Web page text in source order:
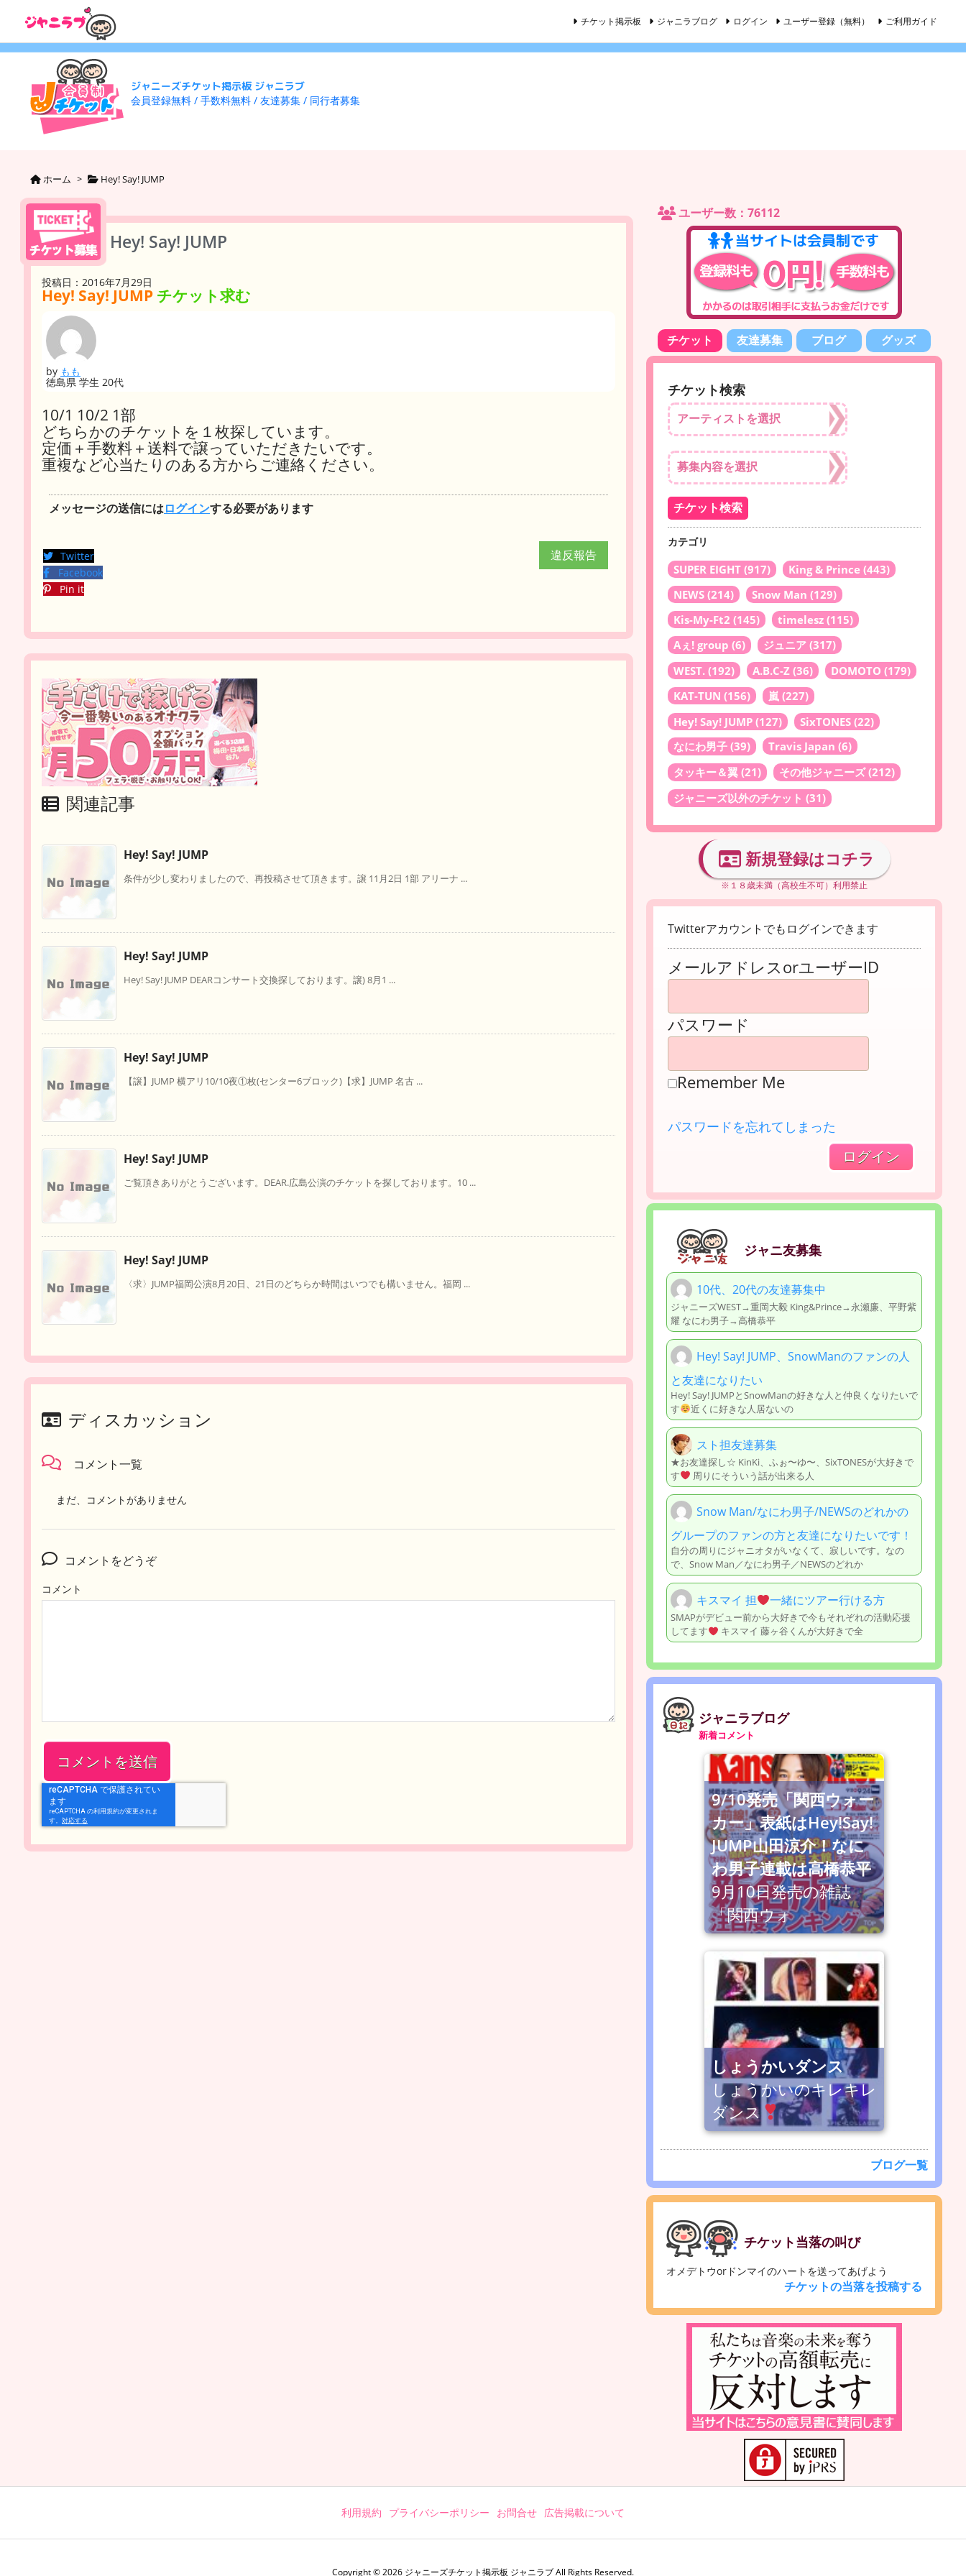
ジャニーズチケット掲示板 ジャニラブ
会員登録無料 / 手数料無料 / 友達募集 / 同行者募集
チケット掲示板 ジャニラブログ ログイン ユーザー登録（無料） ご利用ガイド
ホーム > Hey! Say! JUMP
Hey! Say! JUMP
投稿日：2016年7月29日
Hey! Say! JUMP チケット求む
by もも
徳島県 学生 20代
10/1 10/2 1部
どちらかのチケットを１枚探しています。
定価＋手数料＋送料で譲っていただきたいです。
重複など心当たりのある方からご連絡ください。
メッセージの送信にはログインする必要があります
違反報告
Twitter
Facebook
Pin it
関連記事
Hey! Say! JUMP
条件が少し変わりましたので、再投稿させて頂きます。譲 11月2日 1部 アリーナ ...
Hey! Say! JUMP
Hey! Say! JUMP DEARコンサート交換探しております。譲) 8月1 ...
Hey! Say! JUMP
【譲】JUMP 横アリ10/10夜①枚(センター6ブロック)【求】JUMP 名古 ...
Hey! Say! JUMP
ご覧頂きありがとうございます。DEAR.広島公演のチケットを探しております。10 ...
Hey! Say! JUMP
〈求〉JUMP福岡公演8月20日、21日のどちらか時間はいつでも構いません。福岡 ...
ディスカッション
コメント一覧
まだ、コメントがありません
コメントをどうぞ
コメント
ユーザー数：76112
チケット 友達募集 ブログ グッズ
チケット検索
カテゴリ
SUPER EIGHT (917) King & Prince (443)
NEWS (214) Snow Man (129)
Kis-My-Ft2 (145) timelesz (115)
Aぇ! group (6) ジュニア (317)
WEST. (192) A.B.C-Z (36) DOMOTO (179)
KAT-TUN (156) 嵐 (227)
Hey! Say! JUMP (127) SixTONES (22)
なにわ男子 (39) Travis Japan (6)
タッキー＆翼 (21) その他ジャニーズ(212)
ジャニーズ以外のチケット (31)
新規登録はコチラ
※１８歳未満（高校生不可）利用禁止
Twitterアカウントでもログインできます
メールアドレスorユーザーID
パスワード
Remember Me
パスワードを忘れてしまった
ジャニ友募集
10代、20代の友達募集中
ジャニーズWEST→重岡大毅 King&Prince→永瀬廉、平野紫
耀 なにわ男子→高橋恭平
Hey! Say! JUMP、SnowManのファンの人
と友達になりたい
Hey! Say! JUMPとSnowManの好きな人と仲良くなりたいで
す
近くに好きな人居ないの
スト担友達募集
★お友達探し☆ KinKi、ふぉ〜ゆ〜、SixTONESが大好きで
す
周りにそういう話が出来る人
Snow Man/なにわ男子/NEWSのどれかの
グループのファンの方と友達になりたいです！
自分の周りにジャニオタがいなくて、寂しいです。なの
で、Snow Man／なにわ男子／NEWSのどれか
キスマイ 担 一緒にツアー行ける方
SMAPがデビュー前から大好きで今もそれぞれの活動応援
してます
キスマイ 藤ヶ谷くんが大好きで全
ジャニラブログ
新着コメント
9/10発売「関西ウォー
カー」表紙はHey!Say!
JUMP山田涼介！なに
わ男子連載は高橋恭平
9月10日発売の雑誌
「関西ウォ
しょうかいダンス
しょうかいのキレキレ
ダンス
ブログ一覧
チケット当落の叫び
オメデトウorドンマイのハートを送ってあげよう
チケットの当落を投稿する
利用規約 プライバシーポリシー お問合せ 広告掲載について
Copyright ©2026 ジャニーズチケット掲示板 ジャニラブAll Rights Reserved.